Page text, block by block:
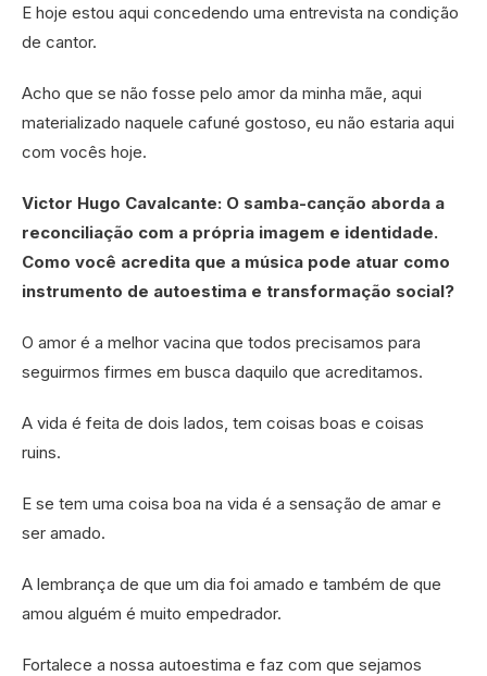
E hoje estou aqui concedendo uma entrevista na condição
de cantor.
Acho que se não fosse pelo amor da minha mãe, aqui
materializado naquele cafuné gostoso, eu não estaria aqui
com vocês hoje.
Victor Hugo Cavalcante: O samba-canção aborda a
reconciliação com a própria imagem e identidade.
Como você acredita que a música pode atuar como
instrumento de autoestima e transformação social?
O amor é a melhor vacina que todos precisamos para
seguirmos firmes em busca daquilo que acreditamos.
A vida é feita de dois lados, tem coisas boas e coisas
ruins.
E se tem uma coisa boa na vida é a sensação de amar e
ser amado.
A lembrança de que um dia foi amado e também de que
amou alguém é muito empedrador.
Fortalece a nossa autoestima e faz com que sejamos